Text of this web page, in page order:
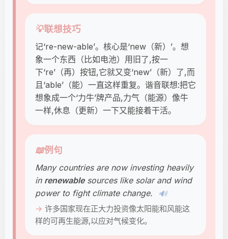
💡联想技巧
记‘re-new-able’。核心是‘new（新）’。想
象一个东西（比如电池）用旧了,按一
下‘re’（再）按钮,它就又变‘new’（新）了,而
且‘able’（能）一直这样重复。谐音联想:把它
想象成一个‘力牛’牌产品,力气（能源）像牛
一样,休息（更新）一下又能接着干活。
📖例句
Many countries are now investing heavily
in renewablesources like solar and wind
power to fight climate change.
🔊
许多国家现在正大力投资像太阳能和风能这
样的可再生能源,以应对气候变化。